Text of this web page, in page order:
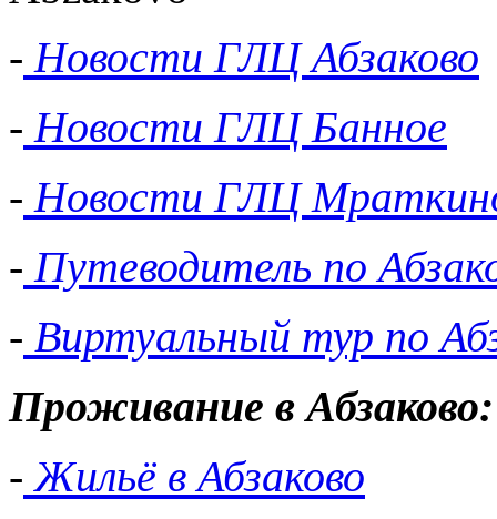
- Новости ГЛЦ Абзаково
- Новости ГЛЦ Банное
- Новости ГЛЦ
- Путеводитель по
- Виртуальный тур по
Проживание в Абзаково:
- Жильё в Абзаково